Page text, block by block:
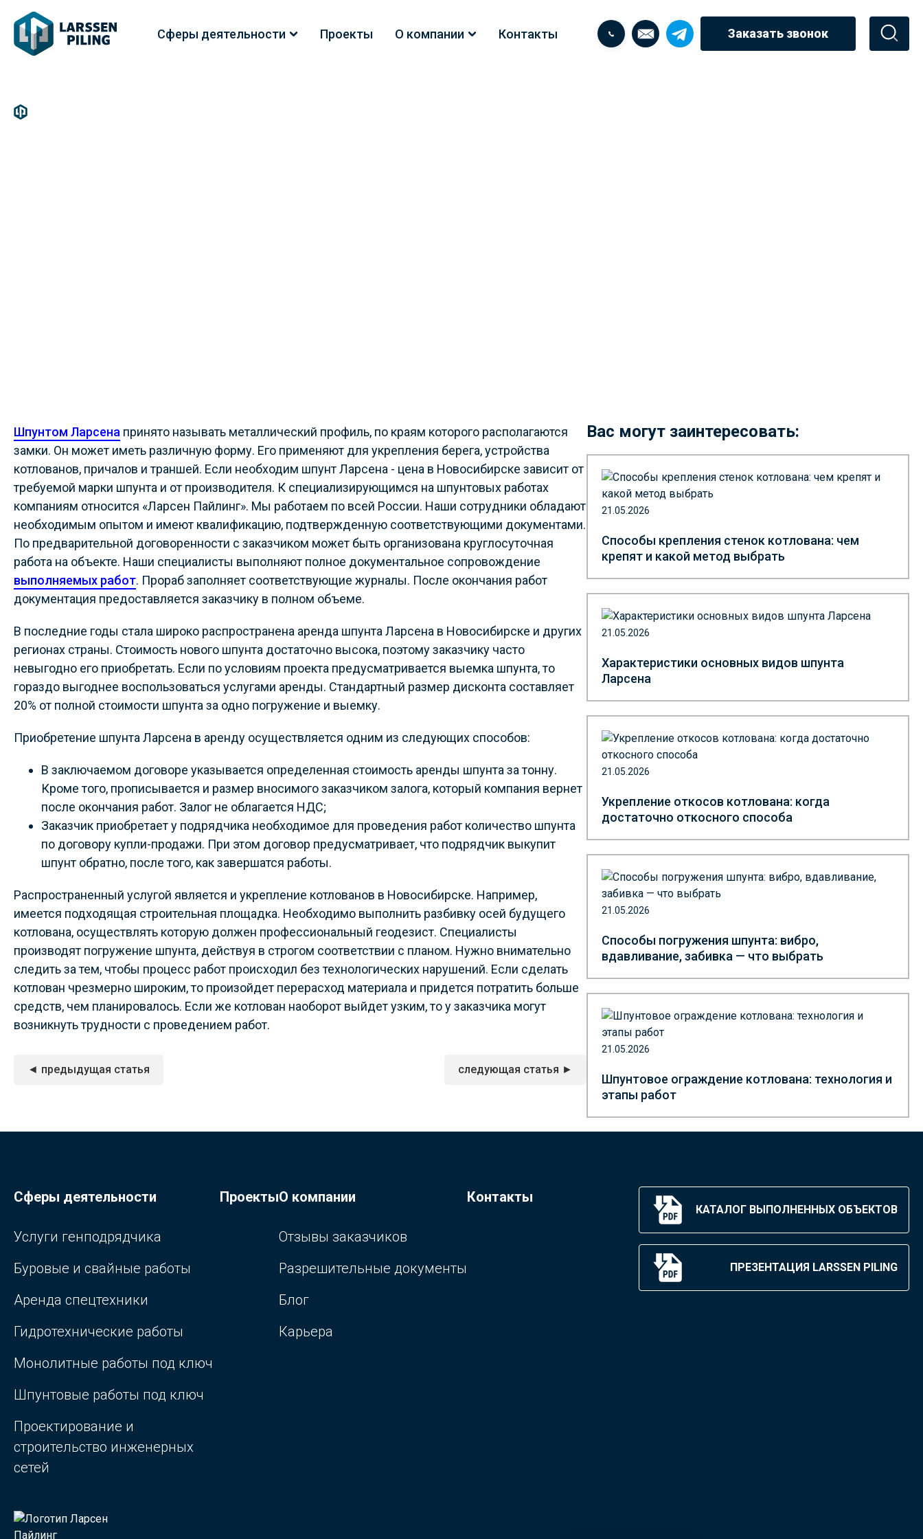
Сферы деятельности Проекты О компании Контакты Заказать звонок
Шпунтом Ларсена принято называть металлический профиль, по краям которого располагаются
замки. Он может иметь различную форму. Его применяют для укрепления берега, устройства
котлованов, причалов и траншей. Если необходим шпунт Ларсена - цена в Новосибирске зависит от
требуемой марки шпунта и от производителя. К специализирующимся на шпунтовых работах
компаниям относится «Ларсен Пайлинг». Мы работаем по всей России. Наши сотрудники обладают
необходимым опытом и имеют квалификацию, подтвержденную соответствующими документами.
По предварительной договоренности с заказчиком может быть организована круглосуточная
работа на объекте. Наши специалисты выполняют полное документальное сопровождение
выполняемых работ. Прораб заполняет соответствующие журналы. После окончания работ
документация предоставляется заказчику в полном объеме.
В последние годы стала широко распространена аренда шпунта Ларсена в Новосибирске и других
регионах страны. Стоимость нового шпунта достаточно высока, поэтому заказчику часто
невыгодно его приобретать. Если по условиям проекта предусматривается выемка шпунта, то
гораздо выгоднее воспользоваться услугами аренды. Стандартный размер дисконта составляет
20% от полной стоимости шпунта за одно погружение и выемку.
Приобретение шпунта Ларсена в аренду осуществляется одним из следующих способов:
В заключаемом договоре указывается определенная стоимость аренды шпунта за тонну.
Кроме того, прописывается и размер вносимого заказчиком залога, который компания вернет
после окончания работ. Залог не облагается НДС;
Заказчик приобретает у подрядчика необходимое для проведения работ количество шпунта
по договору купли-продажи. При этом договор предусматривает, что подрядчик выкупит
шпунт обратно, после того, как завершатся работы.
Распространенный услугой является и укрепление котлованов в Новосибирске. Например,
имеется подходящая строительная площадка. Необходимо выполнить разбивку осей будущего
котлована, осуществлять которую должен профессиональный геодезист. Специалисты
производят погружение шпунта, действуя в строгом соответствии с планом. Нужно внимательно
следить за тем, чтобы процесс работ происходил без технологических нарушений. Если сделать
котлован чрезмерно широким, то произойдет перерасход материала и придется потратить больше
средств, чем планировалось. Если же котлован наоборот выйдет узким, то у заказчика могут
возникнуть трудности с проведением работ.
◄ предыдущая статья следующая статья ►
Вас могут заинтересовать:
21.05.2026
Способы крепления стенок котлована: чем
крепят и какой метод выбрать
21.05.2026
Характеристики основных видов шпунта
Ларсена
21.05.2026
Укрепление откосов котлована: когда
достаточно откосного способа
21.05.2026
Способы погружения шпунта: вибро,
вдавливание, забивка — что выбрать
21.05.2026
Шпунтовое ограждение котлована: технология и
этапы работ
Сферы деятельности
Услуги генподрядчика
Буровые и свайные работы
Аренда спецтехники
Гидротехнические работы
Монолитные работы под ключ
Шпунтовые работы под ключ
Проектирование и
строительство инженерных
сетей
ПроектыО компании
Отзывы заказчиков
Разрешительные документы
Блог
Карьера
Контакты
КАТАЛОГ ВЫПОЛНЕННЫХ ОБЪЕКТОВ
ПРЕЗЕНТАЦИЯ LARSSEN PILING